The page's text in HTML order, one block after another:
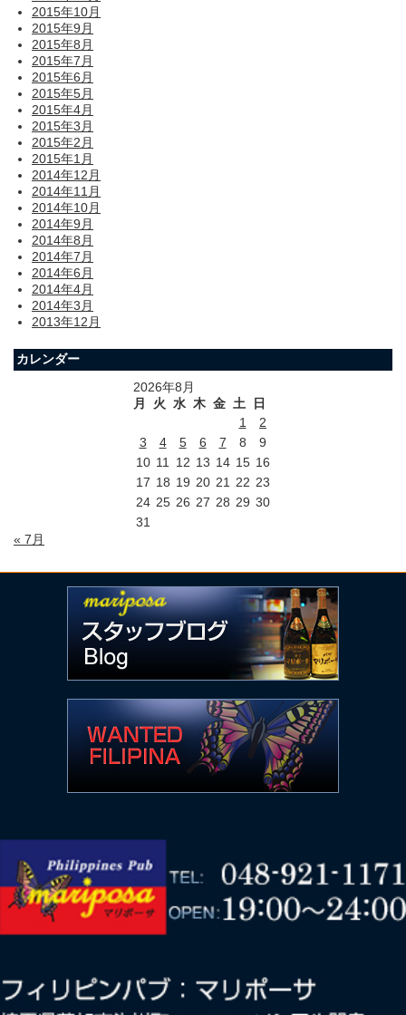
2015年10月
2015年9月
2015年8月
2015年7月
2015年6月
2015年5月
2015年4月
2015年3月
2015年2月
2015年1月
2014年12月
2014年11月
2014年10月
2014年9月
2014年8月
2014年7月
2014年6月
2014年4月
2014年3月
2013年12月
カレンダー
2026年8月
月
火 水 木 金 土
日
1
2
3
4 5 6 7 8
9
10 11 12 13 14 15 16
17 18 19 20 21 22 23
24 25 26 27 28 29 30
31
« 7月